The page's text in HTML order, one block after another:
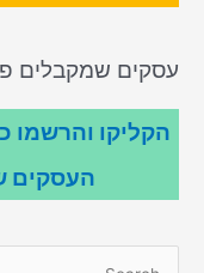
עסקים שמקבלים
הקליקו והרשמו
העסקים